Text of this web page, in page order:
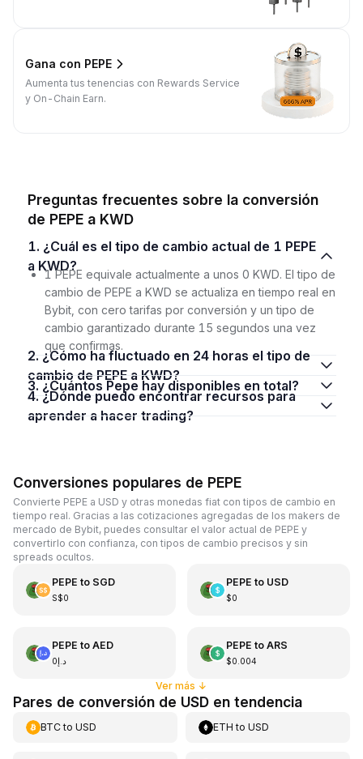
Gana con PEPE
Aumenta tus tenencias con Rewards Service
y On-Chain Earn.
Preguntas frecuentes sobre la conversión
de PEPE a KWD
1. ¿Cuál es el tipo de cambio actual de 1 PEPE
a KWD?
1 PEPE equivale actualmente a unos 0 KWD. El tipo de
cambio de PEPE a KWD se actualiza en tiempo real en
Bybit, con cero tarifas por conversión y un tipo de
cambio garantizado durante 15 segundos una vez
que confirmas.
2. ¿Cómo ha fluctuado en 24 horas el tipo de
cambio de PEPE a KWD?
3. ¿Cuántos Pepe hay disponibles en total?
4. ¿Dónde puedo encontrar recursos para
aprender a hacer trading?
Conversiones populares de PEPE
Convierte PEPE a USD y otras monedas fiat con tipos de cambio en
tiempo real. Gracias a las cotizaciones agregadas de los makers de
mercado de Bybit, puedes consultar el valor actual de PEPE y
convertirlo con confianza, con tipos de cambio precisos y sin
spreads ocultos.
PEPE to SGD
S$0
PEPE to USD
$0
PEPE to AED
د.إ0
PEPE to ARS
$0.004
Ver más ↓
Pares de conversión de USD en tendencia
BTCto USD ETH toUSD